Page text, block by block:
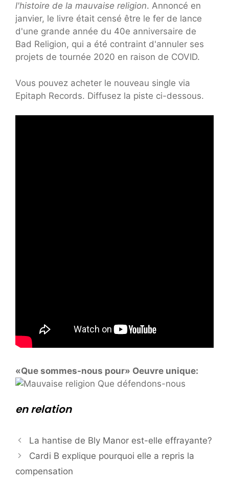
l'histoire de la mauvaise religion. Annoncé en
janvier, le livre était censé être le fer de lance
d'une grande année du 40e anniversaire de
Bad Religion, qui a été contraint d'annuler ses
projets de tournée 2020 en raison de COVID.
Vous pouvez acheter le nouveau single via
Epitaph Records. Diffusez la piste ci-dessous.
«Que sommes-nous pour» Oeuvre unique:
en relation
La hantise de Bly Manor est-elle effrayante?
Cardi B explique pourquoi elle a repris la
compensation